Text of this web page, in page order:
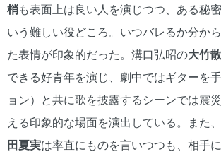
梢も表面上は良い人を演じつつ、ある秘
いう難しい役どころ。いつバレるか分か
た表情が印象的だった。溝口弘昭の大竹
できる好青年を演じ、劇中ではギターを
ョン）と共に歌を披露するシーンでは震
える印象的な場面を演出している。また
田夏実は率直にものを言いつつも、相手